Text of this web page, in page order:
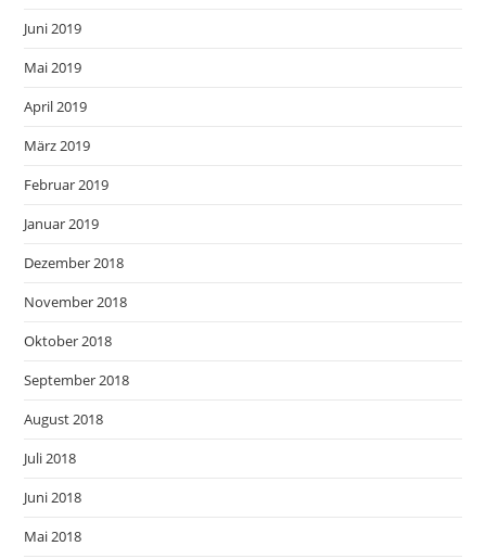
Juni 2019
Mai 2019
April 2019
März 2019
Februar 2019
Januar 2019
Dezember 2018
November 2018
Oktober 2018
September 2018
August 2018
Juli 2018
Juni 2018
Mai 2018